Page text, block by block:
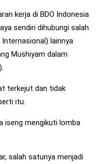
kerja di BDO Indonesia
sendiri dihubungi salah
lainnya
Mushiyam dalam
terkejut dan tidak
itu.
iseng mengikuti lomba
salah satunya menjadi